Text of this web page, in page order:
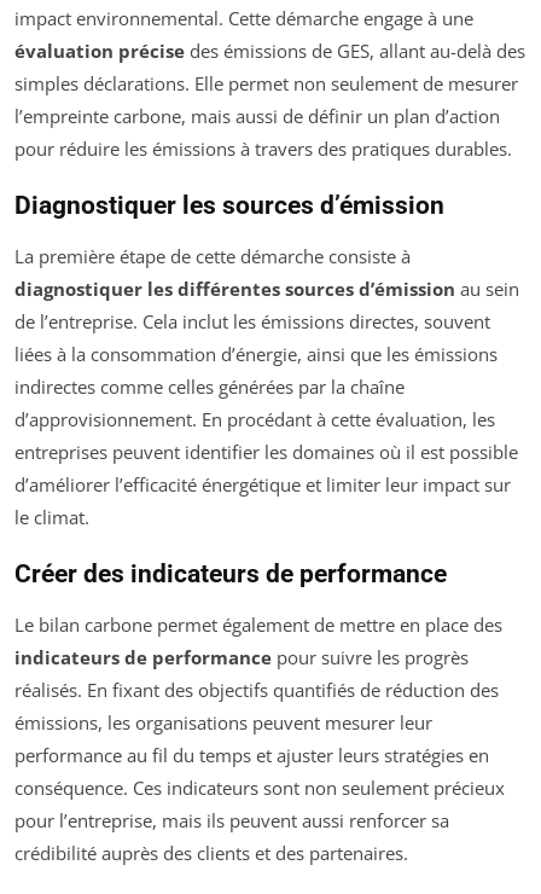
impact environnemental. Cette démarche engage à une
évaluation précise des émissions de GES, allant au-delà des
simples déclarations. Elle permet non seulement de mesurer
l’empreinte carbone, mais aussi de définir un plan d’action
pour réduire les émissions à travers des pratiques durables.
Diagnostiquer les sources d’émission
La première étape de cette démarche consiste à
diagnostiquer les différentes sources d’émission au sein
de l’entreprise. Cela inclut les émissions directes, souvent
liées à la consommation d’énergie, ainsi que les émissions
indirectes comme celles générées par la chaîne
d’approvisionnement. En procédant à cette évaluation, les
entreprises peuvent identifier les domaines où il est possible
d’améliorer l’efficacité énergétique et limiter leur impact sur
le climat.
Créer des indicateurs de performance
Le bilan carbone permet également de mettre en place des
indicateurs de performance pour suivre les progrès
réalisés. En fixant des objectifs quantifiés de réduction des
émissions, les organisations peuvent mesurer leur
performance au fil du temps et ajuster leurs stratégies en
conséquence. Ces indicateurs sont non seulement précieux
pour l’entreprise, mais ils peuvent aussi renforcer sa
crédibilité auprès des clients et des partenaires.